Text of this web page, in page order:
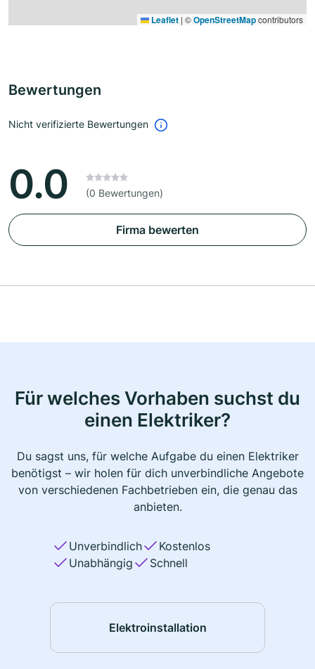
Leaflet | ©OpenStreetMapcontributors
Bewertungen
Nicht verifizierte Bewertungen
0.0 (0 Bewertungen)
Firma bewerten
Für welches Vorhaben suchst du
einen Elektriker?
Du sagst uns, für welche Aufgabe du einen Elektriker
benötigst – wir holen für dich unverbindliche Angebote
von verschiedenen Fachbetrieben ein, die genau das
anbieten.
Unverbindlich
Kostenlos
Unabhängig
Schnell
Elektroinstallation